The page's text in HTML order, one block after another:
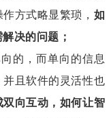
方式略显繁琐， 如
决的问题；
的，而单向的信息
且软件的灵活性也
向互动，如何让智